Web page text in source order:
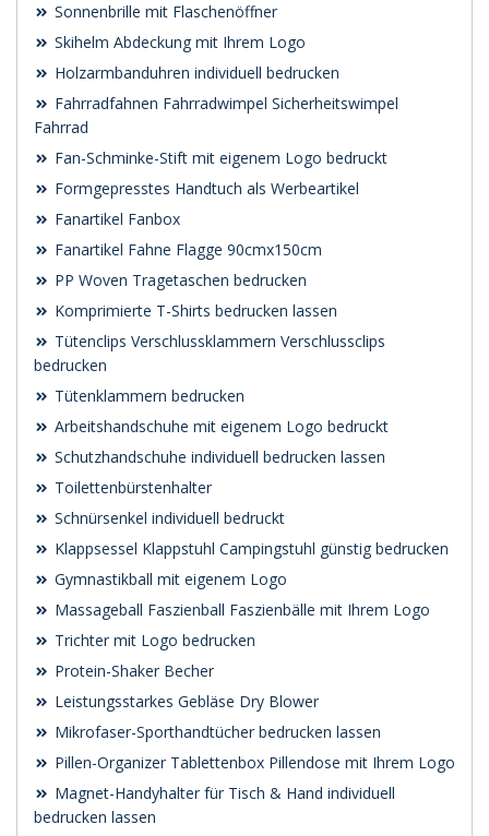
Sonnenbrille mit Flaschenöffner
Skihelm Abdeckung mit Ihrem Logo
Holzarmbanduhren individuell bedrucken
Fahrradfahnen Fahrradwimpel Sicherheitswimpel
Fahrrad
Fan-Schminke-Stift mit eigenem Logo bedruckt
Formgepresstes Handtuch als Werbeartikel
Fanartikel Fanbox
Fanartikel Fahne Flagge 90cmx150cm
PP Woven Tragetaschen bedrucken
Komprimierte T-Shirts bedrucken lassen
Tütenclips Verschlussklammern Verschlussclips
bedrucken
Tütenklammern bedrucken
Arbeitshandschuhe mit eigenem Logo bedruckt
Schutzhandschuhe individuell bedrucken lassen
Toilettenbürstenhalter
Schnürsenkel individuell bedruckt
Klappsessel Klappstuhl Campingstuhl günstig bedrucken
Gymnastikball mit eigenem Logo
Massageball Faszienball Faszienbälle mit Ihrem Logo
Trichter mit Logo bedrucken
Protein-Shaker Becher
Leistungsstarkes Gebläse Dry Blower
Mikrofaser-Sporthandtücher bedrucken lassen
Pillen-Organizer Tablettenbox Pillendose mit Ihrem Logo
Magnet-Handyhalter für Tisch & Hand individuell
bedrucken lassen